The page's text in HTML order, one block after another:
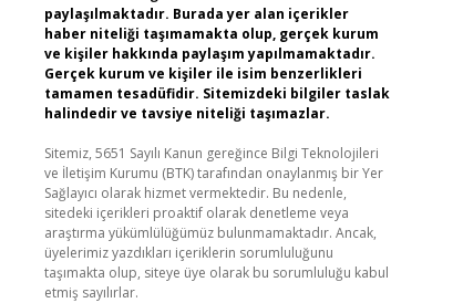
paylaşılmaktadır. Burada yer alan içerikler
haber niteliği taşımamakta olup, gerçek kurum
ve kişiler hakkında paylaşım yapılmamaktadır.
Gerçek kurum ve kişiler ile isim benzerlikleri
tamamen tesadüfidir. Sitemizdeki bilgiler taslak
halindedir ve tavsiye niteliği taşımazlar.
Sitemiz, 5651 Sayılı Kanun gereğince Bilgi Teknolojileri
ve İletişim Kurumu (BTK) tarafından onaylanmış bir Yer
Sağlayıcı olarak hizmet vermektedir. Bu nedenle,
sitedeki içerikleri proaktif olarak denetleme veya
araştırma yükümlülüğümüz bulunmamaktadır. Ancak,
üyelerimiz yazdıkları içeriklerin sorumluluğunu
taşımakta olup, siteye üye olarak bu sorumluluğu kabul
etmiş sayılırlar.